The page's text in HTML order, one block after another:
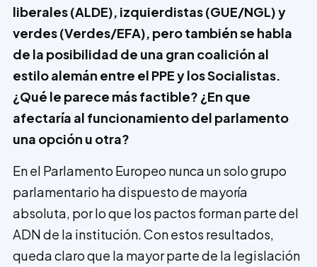
liberales (ALDE), izquier­distas (GUE/NGL) y
verdes (Verdes/EFA), pero también se habla
de la posibilidad de una gran coalición al
estilo alemán entre el PPE y los Socialistas.
¿Qué le parece más factible? ¿En que
afectaría al funcionamiento del parlamento
una opción u otra?
En el Parlamento Europeo nunca un solo grupo
parlamentario ha dispuesto de ma­yoría
absoluta, por lo que los pactos forman parte del
ADN de la institución. Con estos resultados,
queda claro que la mayor parte de la legislación